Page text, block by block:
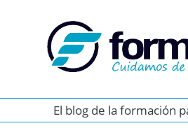
El blog de la formación